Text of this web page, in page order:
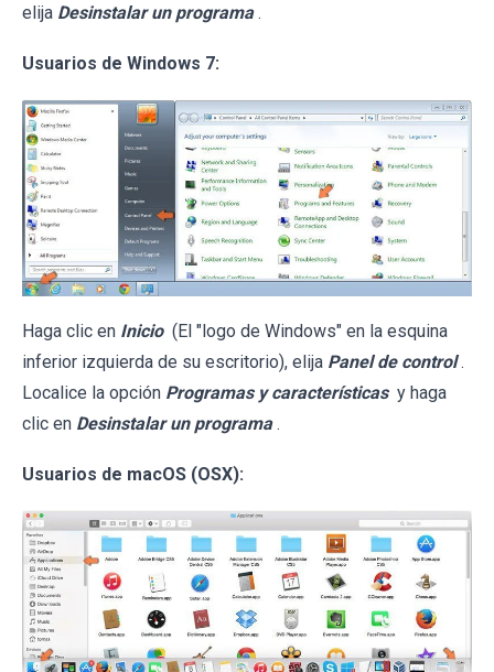
elija Desinstalar un programa .
Usuarios de Windows 7:
Haga clic en Inicio (El "logo de Windows" en la esquina
inferior izquierda de su escritorio), elija Panel de control .
Localice la opción Programas y características y haga
clic en Desinstalar un programa .
Usuarios de macOS (OSX):